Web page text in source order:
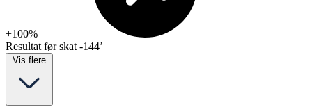
+100%
Resultat før skat -144’
Vis flere